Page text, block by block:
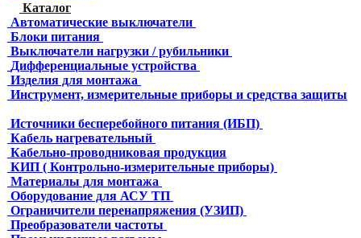
Каталог
Автоматические выключатели
Блоки питания
Выключатели нагрузки / рубильники
Дифференциальные устройства
Изделия для монтажа
Инструмент, измерительные приборы и средства защиты
Источники бесперебойного питания (ИБП)
Кабель нагревательный
Кабельно-проводниковая продукция
КИП ( Контрольно-измерительные приборы)
Материалы для монтажа
Оборудование для АСУ ТП
Ограничители перенапряжения (УЗИП)
Преобразователи частоты